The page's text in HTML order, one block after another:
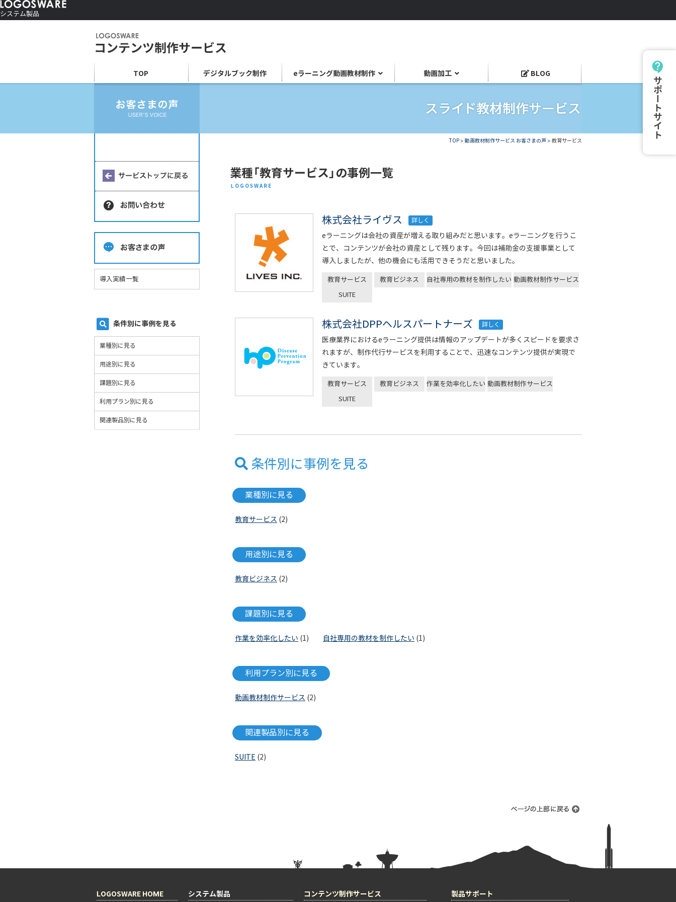
サポートサイト
システム製品
TOP デジタルブック制作 eラーニング動画教材制作 動画加工 BLOG
TOP > 動画教材制作サービス お客さまの声 > 教育サービス
業種「教育サービス」の事例一覧
LOGOSWARE
株式会社ライヴス 詳しく
eラーニングは会社の資産が増える取り組みだと思います。eラーニングを行うこ
とで、コンテンツが会社の資産として残ります。今回は補助金の支援事業として
導入しましたが、他の機会にも活用できそうだと思いました。
教育サービス 教育ビジネス 自社専用の教材を制作したい 動画教材制作サービス
SUITE
株式会社DPPヘルスパートナーズ 詳しく
医療業界におけるeラーニング提供は情報のアップデートが多くスピードを要求さ
れますが、制作代行サービスを利用することで、迅速なコンテンツ提供が実現で
きています。
教育サービス 教育ビジネス 作業を効率化したい 動画教材制作サービス
SUITE
条件別に事例を見る
業種別に見る
教育サービス (2)
用途別に見る
教育ビジネス (2)
課題別に見る
作業を効率化したい (1) 自社専用の教材を制作したい (1)
利用プラン別に見る
動画教材制作サービス (2)
関連製品別に見る
SUITE (2)
導入実績一覧
条件別に事例を見る
業種別に見る
用途別に見る
課題別に見る
利用プラン別に見る
関連製品別に見る
LOGOSWARE HOME システム製品 コンテンツ制作サービス 製品サポート